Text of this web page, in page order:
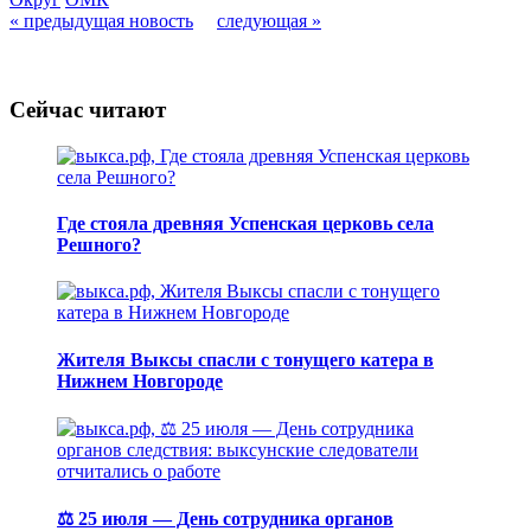
« предыдущая новость
следующая »
Сейчас читают
Где стояла древняя Успенская церковь села
Решного?
Жителя Выксы спасли с тонущего катера в
Нижнем Новгороде
⚖️ 25 июля — День сотрудника органов